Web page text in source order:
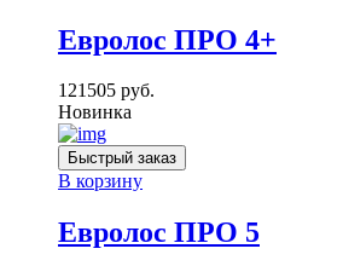
Евролос ПРО 4+
121505 руб.
Новинка
Быстрый заказ
В корзину
Евролос ПРО 5